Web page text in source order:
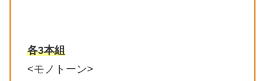
各3本組
<モノトーン>